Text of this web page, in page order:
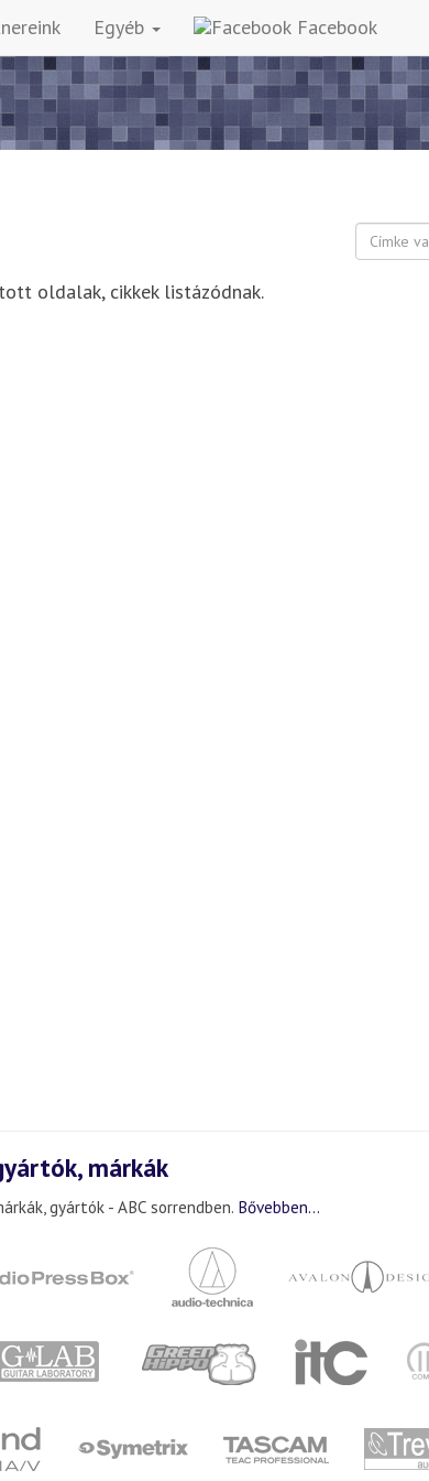
Egyéb Facebook
Keresés:
oldalak, cikkek listázódnak.
márkák
gyártók - ABC sorrendben. Bővebben...